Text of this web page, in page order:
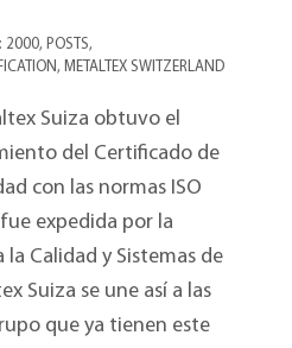
2000, POSTS,
, METALTEX SWITZERLAND
Suiza obtuvo el
del Certificado de
con las normas ISO
expedida por la
la Calidad y Sistemas de
Suiza se une así a las
que ya tienen este